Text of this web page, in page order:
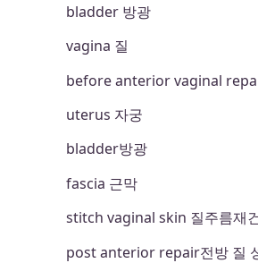
bladder 방광
vagina 질
before anterior vaginal
uterus 자궁
bladder방광
fascia 근막
stitch vaginal skin 질주름재
post anterior repair전방 질